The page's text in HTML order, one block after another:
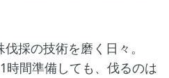
採の技術を磨く日々。
時間準備しても、伐るのは